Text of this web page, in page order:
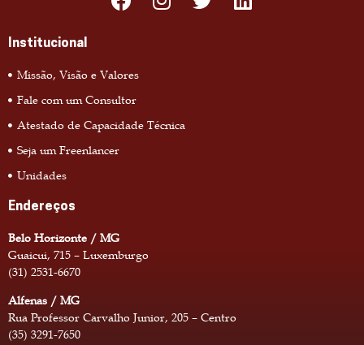
Institucional
Missão, Visão e Valores
Fale com um Consultor
Atestado de Capacidade Técnica
Seja um Freenlancer
Unidades
Endereços
Belo Horizonte / MG
Guaicui, 715 – Luxemburgo
(31) 2531-6670
Alfenas / MG
Rua Professor Carvalho Junior, 205 – Centro
(35) 3291-7650